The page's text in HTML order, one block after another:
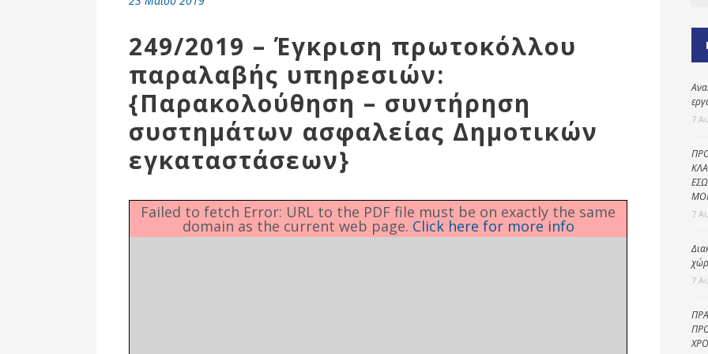
Δημοτικές
Ενότητες
249/2019 – Έγκριση πρωτοκόλλου
παραλαβής υπηρεσιών:
{Παρακολούθηση – συντήρηση
συστημάτων ασφαλείας Δημοτικών
εγκαταστάσεων}
Failed to fetch Error: URL to the PDF file must be on exactly the same
domain as the current web page. Click here for more info
7
7
7